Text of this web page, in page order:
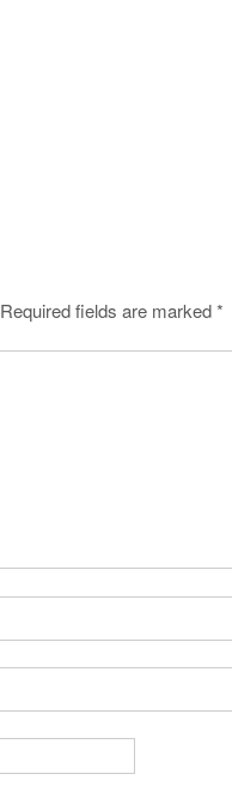
Required fields are marked*